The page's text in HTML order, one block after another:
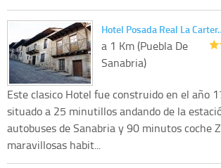
Hotel Posada Real La
a 1 Km (Puebla De
Sanabria)
Este clasico Hotel fue construido en el año
situado a 25 minutillos andando de la
autobuses de Sanabria y 90 minutos coche
maravillosas habit...